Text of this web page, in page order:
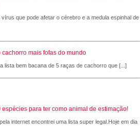
vírus que pode afetar o cérebro e a medula espinhal de
cachorro mais fofas do mundo
lista bem bacana de 5 raças de cachorro que [...]
espécies para ter como animal de estimação!
internet encontrei uma lista super legal.Hoje em dia